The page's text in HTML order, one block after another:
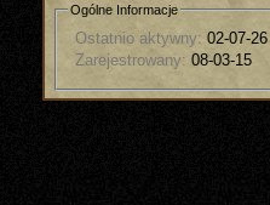
Ogólne Informacje
Ostatnio aktywny: 02-07-26
Zarejestrowany: 08-03-15